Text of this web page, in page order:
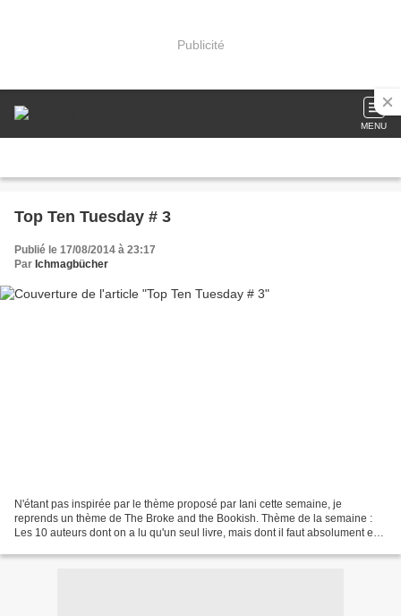
Publicité
MENU
Top Ten Tuesday # 3
Publié le 17/08/2014 à 23:17
Par Ichmagbücher
N'étant pas inspirée par le thème proposé par Iani cette semaine, je
reprends un thème de The Broke and the Bookish. Thème de la semaine :
Les 10 auteurs dont on a lu qu'un seul livre, mais dont il faut absolument en